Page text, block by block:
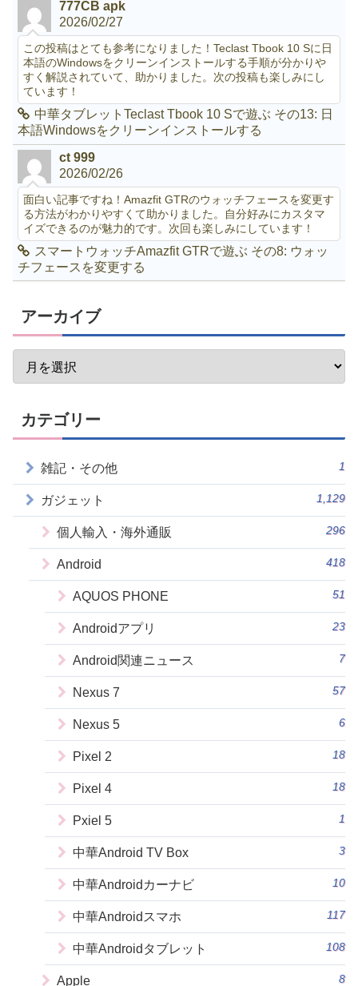
777CB apk
2026/02/27
この投稿はとても参考になりました！Teclast Tbook 10 Sに日
本語のWindowsをクリーンインストールする手順が分かりや
すく解説されていて、助かりました。次の投稿も楽しみにし
ています！
中華タブレットTeclast Tbook 10 Sで遊ぶ その13: 日
本語Windowsをクリーンインストールする
ct 999
2026/02/26
面白い記事ですね！Amazfit GTRのウォッチフェースを変更す
る方法がわかりやすくて助かりました。自分好みにカスタマ
イズできるのが魅力的です。次回も楽しみにしています！
スマートウォッチAmazfit GTRで遊ぶ その8: ウォッ
チフェースを変更する
アーカイブ
カテゴリー
雑記・その他 1
ガジェット 1,129
個人輸入・海外通販 296
Android 418
AQUOS PHONE 51
Androidアプリ 23
Android関連ニュース 7
Nexus 7 57
Nexus 5 6
Pixel 2 18
Pixel 4 18
Pxiel 5 1
中華Android TV Box 3
中華Androidカーナビ 10
中華Androidスマホ 117
中華Androidタブレット 108
Apple 8